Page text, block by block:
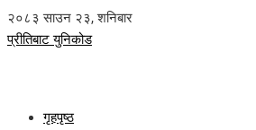
२०८३ साउन २३, शनिबार
प्रीतिबाट युनिकोड
गृहपृष्ठ